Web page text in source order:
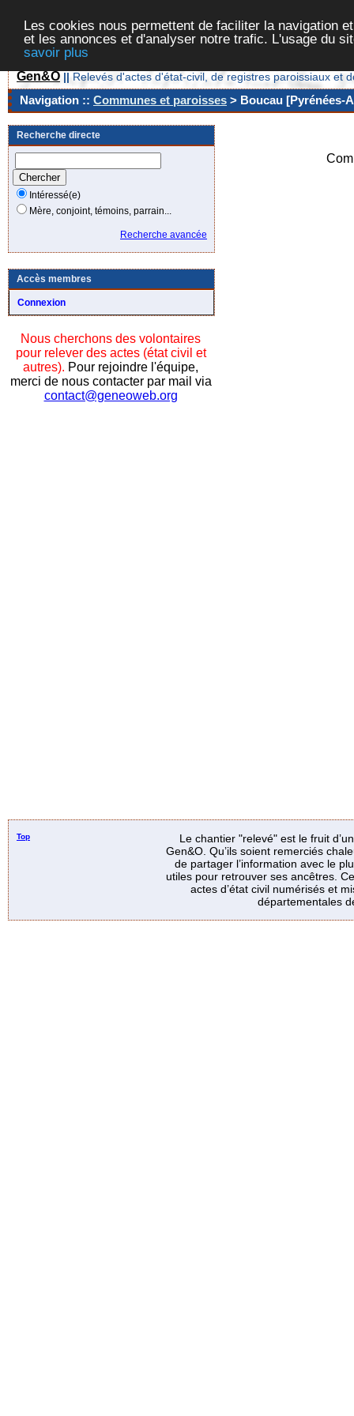
Les cookies nous permettent de faciliter la navigation
et les annonces et d'analyser notre trafic. L'usage du
savoir plus
Gen&O || Relevés d'actes d'état-civil, de registres paroissiaux et
Navigation :: Communes et paroisses > Boucau [Pyrénées-
Recherche directe
Intéressé(e)
Mère, conjoint, témoins, parrain...
Recherche avancée
Accès membres
Connexion
Nous cherchons des volontaires
pour relever des actes (état civil et
autres). Pour rejoindre l'équipe,
merci de nous contacter par mail via
contact@geneoweb.org
Top
Le chantier "relevé" est le fruit
Gen&O. Qu’ils soient remerciés
de partager l’information avec le
utiles pour retrouver ses ancêtres.
actes d’état civil numérisés et
départementales